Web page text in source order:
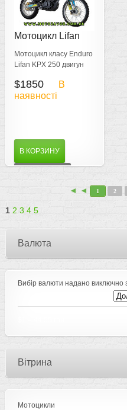
Мотоцикл Lifan
KPX 250
Мотоцикл класу Enduro
Lifan KPX 250 двигун
потужність 21 к.с.
$1850
В
наявності
В КОРЗИНУ
◄ ◄ 1 2
1 2 3 4 5
Валюта
Вибір валюти надано
Вітрина
Мотоцикли